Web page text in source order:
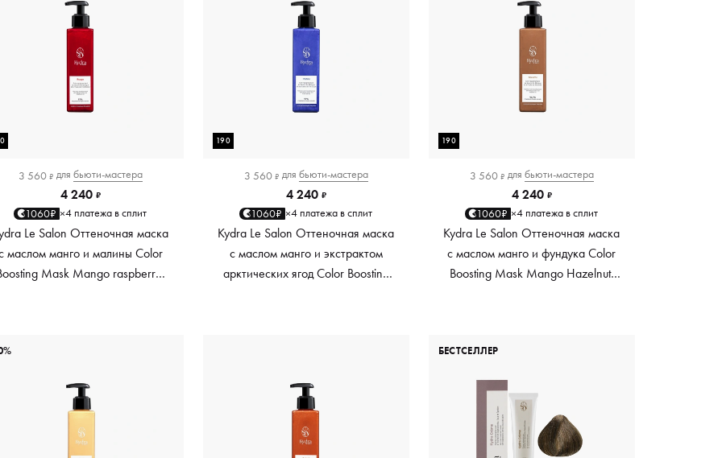
3 560 ₽ для бьюти-мастера
4 240 ₽
1060₽ ×4 платежа в сплит
Le Salon Оттеночная маска
маслом манго и малины Color
Mask Mango raspberry,
190
3 560 ₽ для бьюти-мастера
4 240 ₽
1060₽ ×4 платежа в сплит
Kydra Le Salon Оттеночная маска
с маслом манго и экстрактом
арктических ягод Color Boosting
190
3 560 ₽ для бьюти-мастера
4 240 ₽
1060₽ ×4 платежа в сплит
Kydra Le Salon Оттеночная маска
с маслом манго и фундука Color
Boosting Mask Mango Hazelnut,
БЕСТСЕЛЛЕР